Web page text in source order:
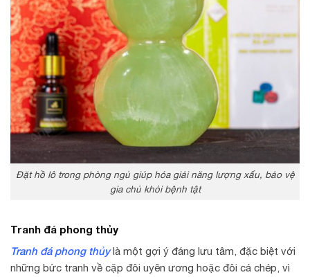
Đặt hồ lô trong phòng ngủ giúp hóa giải năng lượng xấu, bảo vệ
gia chủ khỏi bệnh tật
Tranh đá phong thủy
Tranh đá phong thủylà một gợi ý đáng lưu tâm, đặc biệt với
những bức tranh về cặp đôi uyên ương hoặc đôi cá chép, vì